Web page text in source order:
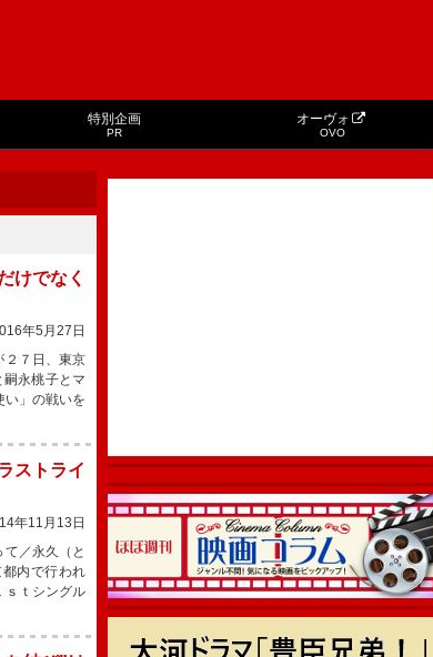
特別企画
PR
オーヴォ
OVO
けでなく
年5月27日
７日、東京
嗣永桃子とマ
」の戦いを
ストライ
年11月13日
／永久（と
内で行われ
ｔシングル